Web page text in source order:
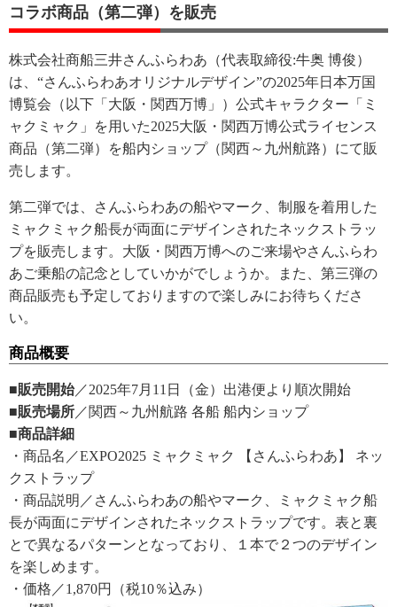
コラボ商品（第二弾）を販売
株式会社商船三井さんふらわあ（代表取締役:牛奥 博俊）
は、“さんふらわあオリジナルデザイン”の2025年日本万国
博覧会（以下「大阪・関西万博」）公式キャラクター「ミ
ャクミャク」を用いた2025大阪・関西万博公式ライセンス
商品（第二弾）を船内ショップ（関西～九州航路）にて販
売します。
第二弾では、さんふらわあの船やマーク、制服を着用した
ミャクミャク船長が両面にデザインされたネックストラッ
プを販売します。大阪・関西万博へのご来場やさんふらわ
あご乗船の記念としていかがでしょうか。また、第三弾の
商品販売も予定しておりますので楽しみにお待ちくださ
い。
商品概要
■販売開始／2025年7月11日（金）出港便より順次開始
■販売場所 ／関西～九州航路 各船 船内ショップ
■商品詳細
・商品名／EXPO2025 ミャクミャク 【さんふらわあ】 ネッ
クストラップ
・商品説明／さんふらわあの船やマーク、ミャクミャク船
長が両面にデザインされたネックストラップです。表と裏
とで異なるパターンとなっており、１本で２つのデザイン
を楽しめます。
・価格／1,870円（税10％込み）